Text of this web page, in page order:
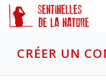
CRÉER UN
Panneau de gestion